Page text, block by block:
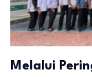
Melalui